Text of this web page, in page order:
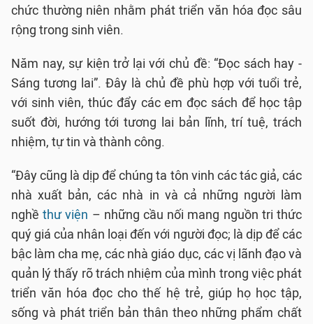
chức thường niên nhằm phát triển văn hóa đọc sâu
rộng trong sinh viên.
Năm nay, sự kiện trở lại với chủ đề: “Đọc sách hay -
Sáng tương lai”. Đây là chủ đề phù hợp với tuổi trẻ,
với sinh viên, thúc đẩy các em đọc sách để học tập
suốt đời, hướng tới tương lai bản lĩnh, trí tuệ, trách
nhiệm, tự tin và thành công.
“Đây cũng là dịp để chúng ta tôn vinh các tác giả, các
nhà xuất bản, các nhà in và cả những người làm
nghềthư viện – những cầu nối mang nguồn tri thức
quý giá của nhân loại đến với người đọc; là dịp để các
bậc làm cha mẹ, các nhà giáo dục, các vị lãnh đạo và
quản lý thấy rõ trách nhiệm của mình trong việc phát
triển văn hóa đọc cho thế hệ trẻ, giúp họ học tập,
sống và phát triển bản thân theo những phẩm chất